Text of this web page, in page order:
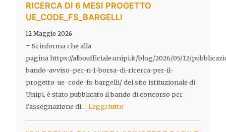
RICERCA DI 6 MESI PROGETTO
UE_CODE_FS_BARGELLI
12 Maggio 2026
- Si informa che alla
pagina https://alboufficiale.unipi.it/blog/2026/05/12/
bando-avviso-per-n-1-borsa-di-ricerca-per-il-
progetto-ue-code-fs-bargelli/ del sito istituzionale di
Unipi, è stato pubblicato il bando di concorso per
l'assegnazione di…Leggi tutto